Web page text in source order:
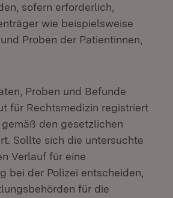
sofern erforderlich,
wie beispielsweise
Proben der Patientinnen,
Proben und Befunde
für Rechtsmedizin registriert
den gesetzlichen
Sollte sich die untersuchte
Verlauf für eine
bei der Polizei entscheiden,
für die